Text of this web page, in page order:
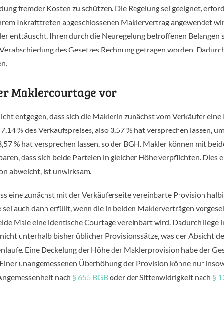
fremder Kosten zu schützen. Die Regelung sei geeignet,
Inkrafttreten abgeschlossenen Maklervertrag angewendet
enttäuscht. Ihren durch die Neuregelung betroffenen Belangen
des Gesetzes Rechnung getragen worden.
Maklercourtage vor
entgegen, dass sich die Maklerin zunächst vom Verkäufer eine
% des Verkaufspreises, also 3,57 % hat versprechen lassen,
% hat versprechen lassen, so der BGH. Makler können mit
dass sich beide Parteien in gleicher Höhe verpflichten. Dies
abweicht, ist unwirksam.
eine zunächst mit der Verkäuferseite vereinbarte Provision
auch dann erfüllt, wenn die in beiden Maklerverträgen
Male eine identische Courtage vereinbart wird. Dadurch liege
unterhalb bisher üblicher Provisionssätze, was der Absicht
Eine Deckelung der Höhe der Maklerprovision habe der
unangemessenen Überhöhung der Provision könne nur
nach § 655 BGBoder der Sittenwidrigkeit nach §